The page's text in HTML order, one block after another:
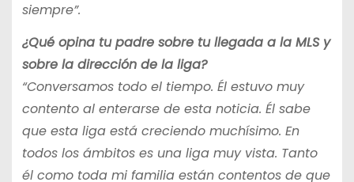
siempre”.
¿Qué opina tu padre sobre tu llegada a la MLS y
sobre la dirección de la liga?
“Conversamos todo el tiempo. Él estuvo muy
contento al enterarse de esta noticia. Él sabe
que esta liga está creciendo muchísimo. En
todos los ámbitos es una liga muy vista. Tanto
él como toda mi familia están contentos de que